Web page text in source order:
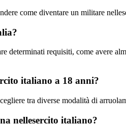
come diventare un militare
determinati requisiti, come avere
italiano a 18 anni?
tra diverse modalità di
nellesercito italiano?